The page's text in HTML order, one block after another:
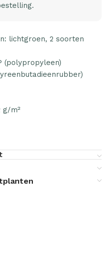
lichtgroen, 2 soorten
(polypropyleen)
g/m²